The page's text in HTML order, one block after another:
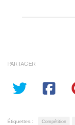
PARTAGER
Étiquettes : Compétition